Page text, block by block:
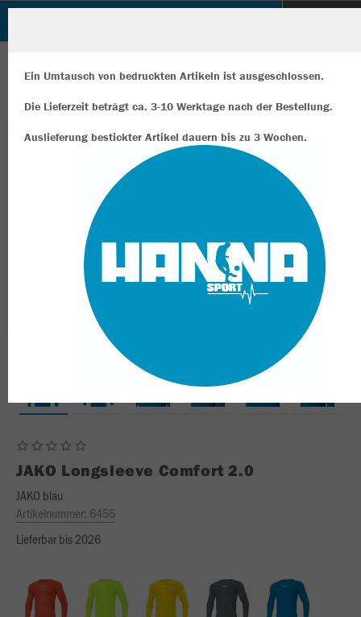
JAKO Longsleeve Comfort 2.0
JAKO blau
Artikelnummer: 6455
Lieferbar bis 2026
Ein Umtausch von bedruckten Artikeln ist ausgeschlossen.
Die Lieferzeit beträgt ca. 3-10 Werktage nach der Bestellung.
Auslieferung bestickter Artikel dauern bis zu 3 Wochen.
Wir verwenden Cookies
Durch die Analyse der Besucherdaten können wir dir personalisierte
Inhalte anzeigen und unsere Website verbessern. Weitere
zu den Cookies findest Du in den Einstellungen.
Alle ablehnen
mehr Infos